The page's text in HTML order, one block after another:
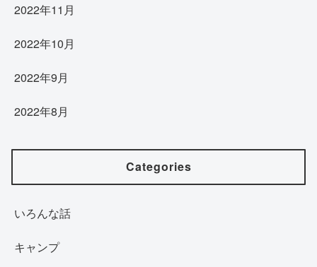
2022年11月
2022年10月
2022年9月
2022年8月
Categories
いろんな話
キャンプ